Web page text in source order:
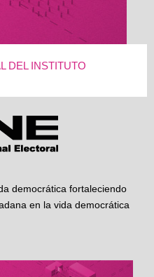
DEL INSTITUTO
democrática fortaleciendo
en la vida democrática